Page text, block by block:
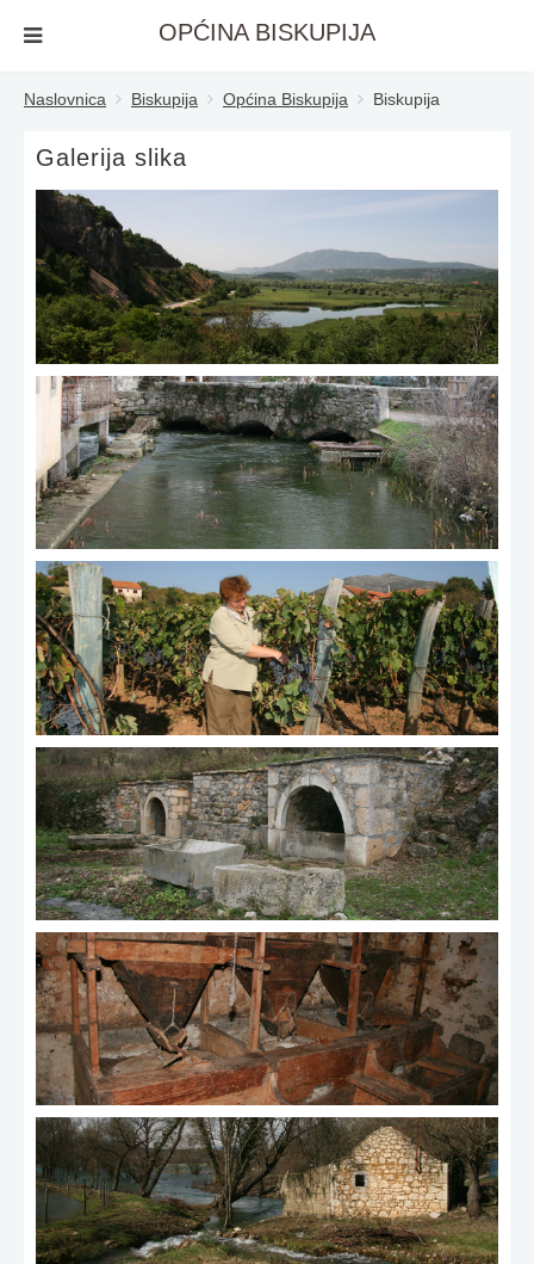
OPĆINA BISKUPIJA
Naslovnica Biskupija Općina Biskupija Biskupija
Galerija slika